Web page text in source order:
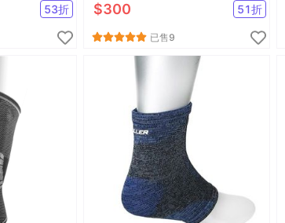
53折 $300 51折
已售9